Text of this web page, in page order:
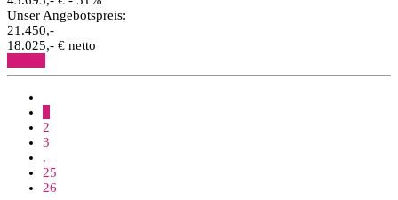
Unser Angebotspreis:
21.450,-
18.025,- € netto
2
3
.
25
26